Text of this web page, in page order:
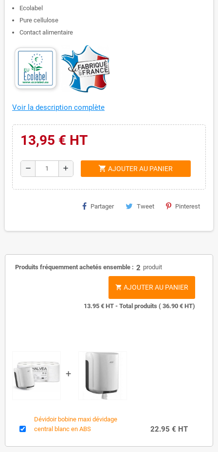
Ecolabel
Pure cellulose
Contact alimentaire
Voir la description complète
13,95 € HT
remove add shopping_cart AJOUTER AU PANIER
Partager Tweet Pinterest
Produits fréquemment achetés ensemble : 2 produit
 AJOUTER AU PANIER
13.95 € HT - Total produits ( 36.90 € HT)
Dévidoir bobine maxi dévidage
central blanc en ABS
22.95 € HT